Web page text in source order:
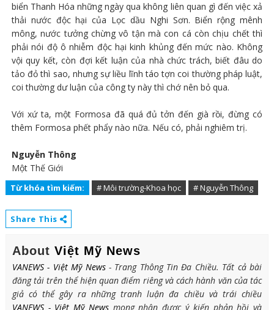
biển Thanh Hóa những ngày qua không liên quan gì đến việc xả
thải nước độc hại của Lọc dầu Nghi Sơn. Biển rộng mênh
mông, nước tưởng chừng vô tận mà con cá còn chịu chết thì
phải nói độ ô nhiễm độc hại kinh khủng đến mức nào. Không
vội quy kết, còn đợi kết luận của nhà chức trách, biết đâu do
tảo đỏ thì sao, nhưng sự liều lĩnh táo tợn coi thường pháp luật,
coi thường dư luận của công ty này thì chớ nên bỏ qua.
Với xứ ta, một Formosa đã quá đủ tởn đến già rồi, đừng có
thêm Formosa phết phẩy nào nữa. Nếu có, phải nghiêm trị.
Nguyễn Thông
Một Thế Giới
Từ khóa tìm kiếm: # Môi trường-Khoa học # Nguyễn Thông
Share This
About Việt Mỹ News
VANEWS - Việt Mỹ News- Trang Thông Tin Đa Chiều. Tất cả bài
đăng tải trên thể hiện quan điểm riêng và cách hành văn của tác
giả có thể gây ra những tranh luận đa chiều và trái chiều
VANEWS - Việt Mỹ Newsmong nhận được ý kiến phản hồi và